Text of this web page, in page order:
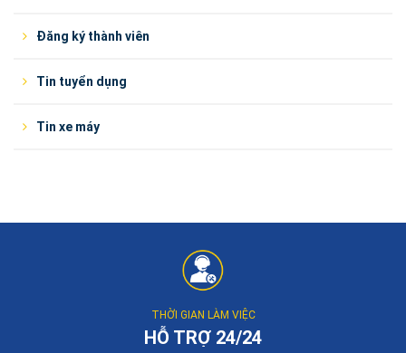
Đăng ký thành viên
Tin tuyển dụng
Tin xe máy
THỜI GIAN LÀM VIỆC
HỖ TRỢ 24/24